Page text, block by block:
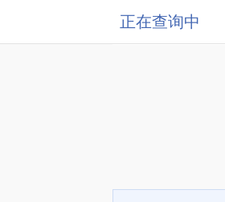
正在查询中